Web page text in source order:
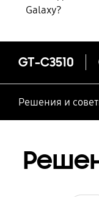
Galaxy?
GT-C3510
Решения и